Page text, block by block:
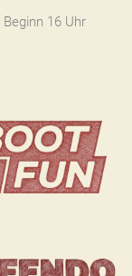
Beginn 16 Uhr